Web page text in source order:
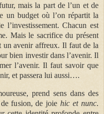
mais la part de l’un et de
un budget où l’on répartit la
l’investissement. Chacun est
Mais le sacrifice du présent
un avenir affreux. Il faut de la
bien investir dans l’avenir. Il
l’avenir. Il faut savoir que
et passera lui aussi….
prend sens dans des
de fusion, de joiehic et nunc.